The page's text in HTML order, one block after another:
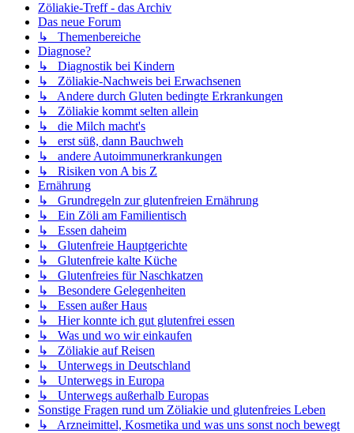
Zöliakie-Treff - das Archiv
Das neue Forum
↳ Themenbereiche
Diagnose?
↳ Diagnostik bei Kindern
↳ Zöliakie-Nachweis bei Erwachsenen
↳ Andere durch Gluten bedingte Erkrankungen
↳ Zöliakie kommt selten allein
↳ die Milch macht's
↳ erst süß, dann Bauchweh
↳ andere Autoimmunerkrankungen
↳ Risiken von A bis Z
Ernährung
↳ Grundregeln zur glutenfreien Ernährung
↳ Ein Zöli am Familientisch
↳ Essen daheim
↳ Glutenfreie Hauptgerichte
↳ Glutenfreie kalte Küche
↳ Glutenfreies für Naschkatzen
↳ Besondere Gelegenheiten
↳ Essen außer Haus
↳ Hier konnte ich gut glutenfrei essen
↳ Was und wo wir einkaufen
↳ Zöliakie auf Reisen
↳ Unterwegs in Deutschland
↳ Unterwegs in Europa
↳ Unterwegs außerhalb Europas
Sonstige Fragen rund um Zöliakie und glutenfreies Leben
↳ Arzneimittel, Kosmetika und was uns sonst noch bewegt